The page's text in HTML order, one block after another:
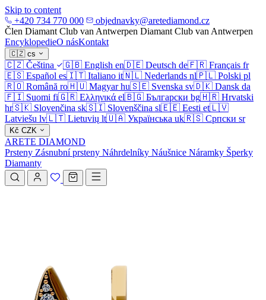
Skip to content
+420 734 770 000
objednavky@aretediamond.cz
Člen Diamant Club van Antwerpen Diamant Club van Antwerpen
EncyklopedieO násKontakt
🇨🇿 cs
🇨🇿 Čeština 🇬🇧 English en🇩🇪 Deutsch de🇫🇷 Français fr
🇪🇸 Español es🇮🇹 Italiano it🇳🇱 Nederlands nl🇵🇱 Polski pl
🇷🇴 Română ro🇭🇺 Magyar hu🇸🇪 Svenska sv🇩🇰 Dansk da
🇫🇮 Suomi fi🇬🇷 Ελληνικά el🇧🇬 Български bg🇭🇷 Hrvatski
hr🇸🇰 Slovenčina sk🇸🇮 Slovenščina sl🇪🇪 Eesti et🇱🇻
Latviešu lv🇱🇹 Lietuvių lt🇺🇦 Українська uk🇷🇸 Српски sr
Kč CZK
ARETE DIAMOND
Prsteny Zásnubní prsteny Náhrdelníky Náušnice Náramky Šperky
Diamanty